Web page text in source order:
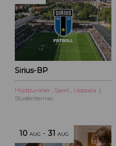
Sirius-BP
Höjdpunkter , Sport , Uppsala
Studenternas
10 AUG -31 AUG